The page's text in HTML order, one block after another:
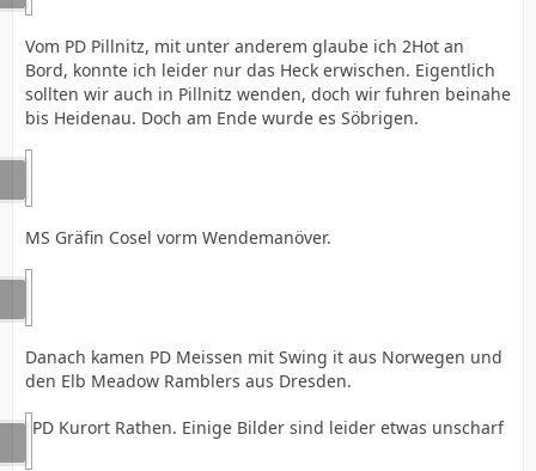
Vom PD Pillnitz, mit unter anderem glaube ich 2Hot an
Bord, konnte ich leider nur das Heck erwischen. Eigentlich
sollten wir auch in Pillnitz wenden, doch wir fuhren beinahe
bis Heidenau. Doch am Ende wurde es Söbrigen.
MS Gräfin Cosel vorm Wendemanöver.
Danach kamen PD Meissen mit Swing it aus Norwegen und
den Elb Meadow Ramblers aus Dresden.
PD Kurort Rathen. Einige Bilder sind leider etwas unscharf